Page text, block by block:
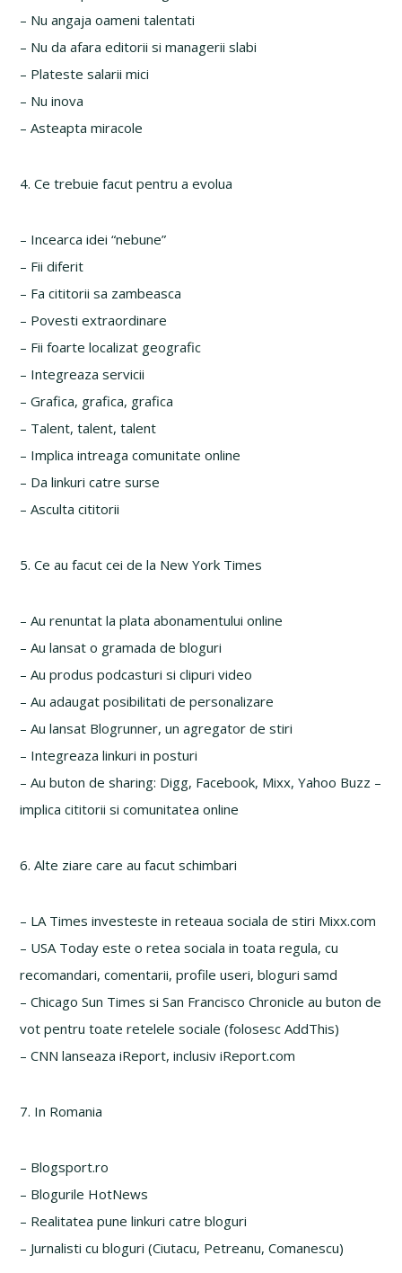
– Nu angaja oameni talentati
– Nu da afara editorii si managerii slabi
– Plateste salarii mici
– Nu inova
– Asteapta miracole
4. Ce trebuie facut pentru a evolua
– Incearca idei “nebune”
– Fii diferit
– Fa cititorii sa zambeasca
– Povesti extraordinare
– Fii foarte localizat geografic
– Integreaza servicii
– Grafica, grafica, grafica
– Talent, talent, talent
– Implica intreaga comunitate online
– Da linkuri catre surse
– Asculta cititorii
5. Ce au facut cei de la New York Times
– Au renuntat la plata abonamentului online
– Au lansat o gramada de bloguri
– Au produs podcasturi si clipuri video
– Au adaugat posibilitati de personalizare
– Au lansat Blogrunner, un agregator de stiri
– Integreaza linkuri in posturi
– Au buton de sharing: Digg, Facebook, Mixx, Yahoo Buzz –
implica cititorii si comunitatea online
6. Alte ziare care au facut schimbari
– LA Times investeste in reteaua sociala de stiri Mixx.com
– USA Today este o retea sociala in toata regula, cu
recomandari, comentarii, profile useri, bloguri samd
– Chicago Sun Times si San Francisco Chronicle au buton de
vot pentru toate retelele sociale (folosesc AddThis)
– CNN lanseaza iReport, inclusiv iReport.com
7. In Romania
– Blogsport.ro
– Blogurile HotNews
– Realitatea pune linkuri catre bloguri
– Jurnalisti cu bloguri (Ciutacu, Petreanu, Comanescu)